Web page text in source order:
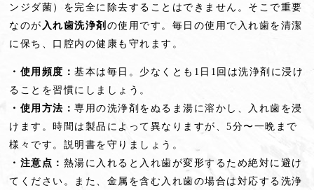
ンジダ菌）を完全に除去することはできません。そこで重要
なのが 入れ歯洗浄剤 の使用です。毎日の使用で入れ歯を清潔
に保ち、口腔内の健康も守れます。
・使用頻度：基本は毎日。少なくとも1日1回は洗浄剤に浸け
ることを習慣にしましょう。
・使用方法：専用の洗浄剤をぬるま湯に溶かし、入れ歯を浸
けます。時間は製品によって異なりますが、5分〜一晩まで
様々です。説明書を守りましょう。
・注意点： 熱湯に入れると入れ歯が変形するため絶対に避け
てください。また、金属を含む入れ歯の場合は対応する洗浄